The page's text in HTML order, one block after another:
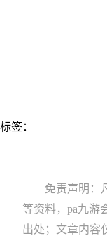
标签：
免责声明：
等资料，pa九游
出处；文章内容